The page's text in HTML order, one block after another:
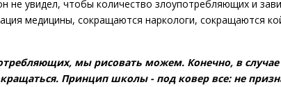
не увидел, чтобы количество злоупотребляющих и
медицины, сокращаются наркологи, сокращаются
мы рисовать можем. Конечно, в случае
Принцип школы - под ковер все: не